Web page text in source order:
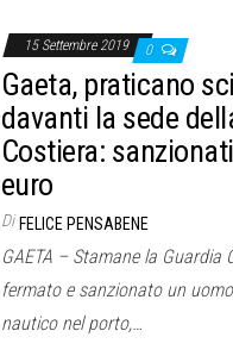
15 Settembre 2019 0
Gaeta, praticano
davanti la sede
Costiera:
euro
Di FELICE PENSABENE
GAETA – Stamane la Guardia
fermato e sanzionato un
nautico nel porto,…